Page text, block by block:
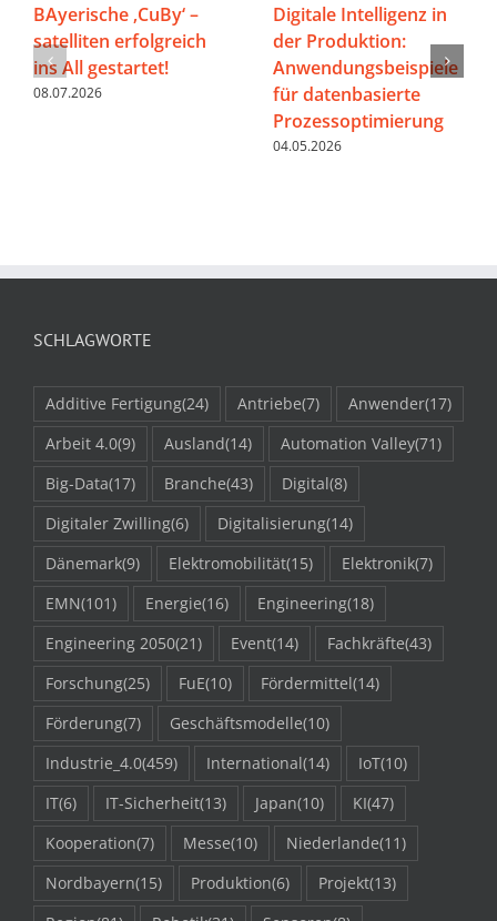
BAyerische ‚CuBy‘ –
satelliten erfolgreich
ins All gestartet!
08.07.2026
Digitale Intelligenz in
der Produktion:
Anwendungsbeispiele
für datenbasierte
Prozessoptimierung
04.05.2026
SCHLAGWORTE
Additive Fertigung(24) Antriebe(7) Anwender(17)
Arbeit 4.0(9) Ausland(14) Automation Valley(71)
Big-Data(17) Branche(43) Digital(8)
Digitaler Zwilling(6) Digitalisierung(14)
Dänemark(9) Elektromobilität(15) Elektronik(7)
EMN(101) Energie(16) Engineering(18)
Engineering 2050(21) Event(14) Fachkräfte(43)
Forschung(25) FuE(10) Fördermittel(14)
Förderung(7) Geschäftsmodelle(10)
Industrie_4.0(459) International(14) IoT(10)
IT(6) IT-Sicherheit(13) Japan(10) KI(47)
Kooperation(7) Messe(10) Niederlande(11)
Nordbayern(15) Produktion(6) Projekt(13)